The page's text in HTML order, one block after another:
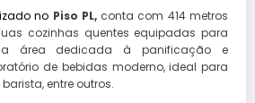
no Piso PL,conta com 414 metros
cozinhas quentes equipadas para
área dedicada à panificação e
de bebidas moderno, ideal para
entre outros.